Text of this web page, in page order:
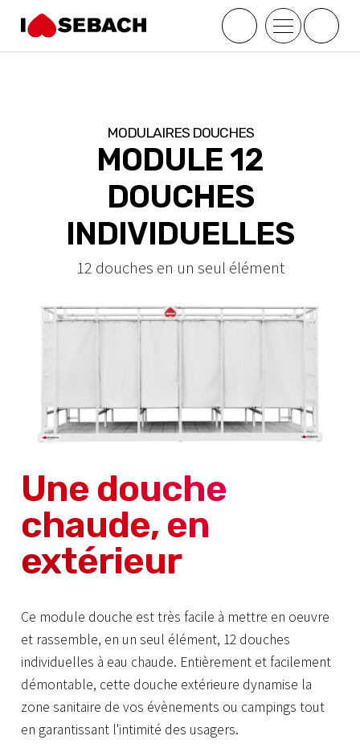
MODULAIRES DOUCHES
MODULE 12
DOUCHES
INDIVIDUELLES
12 douches en un seul élément
Une douche
chaude, en
extérieur
Ce module douche est très facile à mettre en oeuvre
et rassemble, en un seul élément, 12 douches
individuelles à eau chaude. Entièrement et facilement
démontable, cette douche extérieure dynamise la
zone sanitaire de vos évènements ou campings tout
en garantissant l'intimité des usagers.